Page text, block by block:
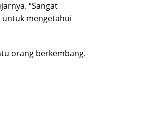
“Sangat
mengetahui
orang berkembang.